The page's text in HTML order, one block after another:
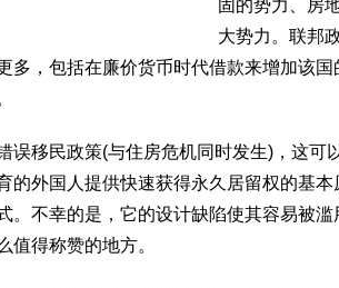
固的势力、房
大势力。联邦
多，包括在廉价货币时代借款来增加该
移民政策(与住房危机同时发生)，这可
的外国人提供快速获得永久居留权的基
。不幸的是，它的设计缺陷使其容易被
值得称赞的地方。